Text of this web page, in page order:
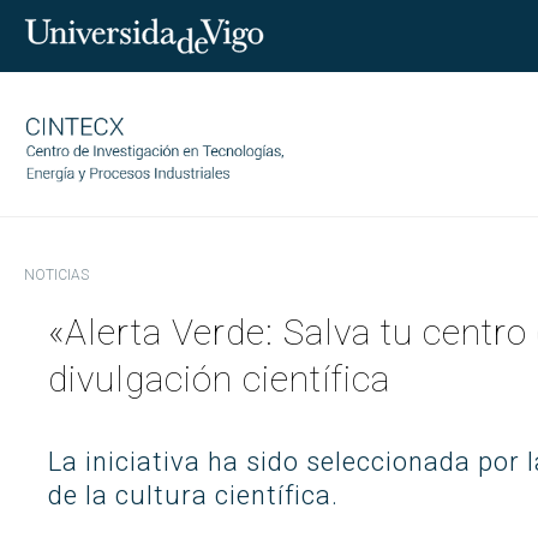
Quienes somos
Gobernanza
Indicadores
Transparencia
Investigación
Publicaciones
Proyectos
Transferencia
Socios tecnológicos
Contratos con empresas
Servicios
Instalaciones
Ciencia y sociedad
NOTICIAS
«Alerta Verde: Salva tu
divulgación científica
La iniciativa ha sido seleccionada por
de la cultura científica.